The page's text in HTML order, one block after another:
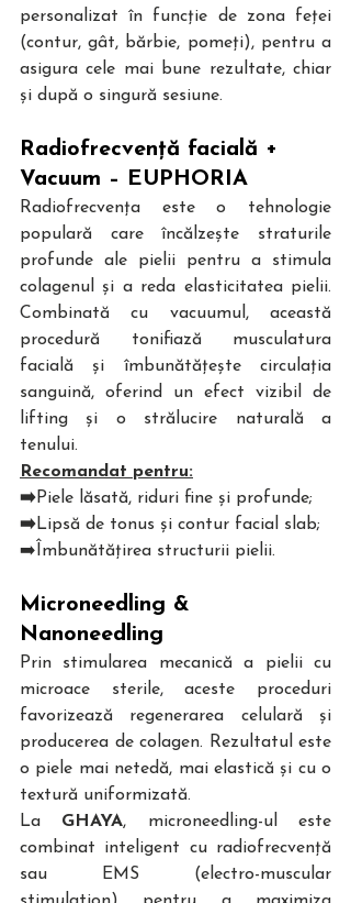
personalizat în funcție de zona feței
(contur, gât, bărbie, pomeți), pentru a
asigura cele mai bune rezultate, chiar
și după o singură sesiune.
Radiofrecvență facială +
Vacuum – EUPHORIA
Radiofrecvența este o tehnologie
populară care încălzește straturile
profunde ale pielii pentru a stimula
colagenul și a reda elasticitatea pielii.
Combinată cu vacuumul, această
procedură tonifiază musculatura
facială și îmbunătățește circulația
sanguină, oferind un efect vizibil de
lifting și o strălucire naturală a
tenului.
Recomandat pentru:
➡️Piele lăsată, riduri fine și profunde;
➡️Lipsă de tonus și contur facial slab;
➡️Îmbunătățirea structurii pielii.
Microneedling &
Nanoneedling
Prin stimularea mecanică a pielii cu
microace sterile, aceste proceduri
favorizează regenerarea celulară și
producerea de colagen. Rezultatul este
o piele mai netedă, mai elastică și cu o
textură uniformizată.
La GHAYA, microneedling-ul este
combinat inteligent cu radiofrecvență
sau EMS (electro-muscular